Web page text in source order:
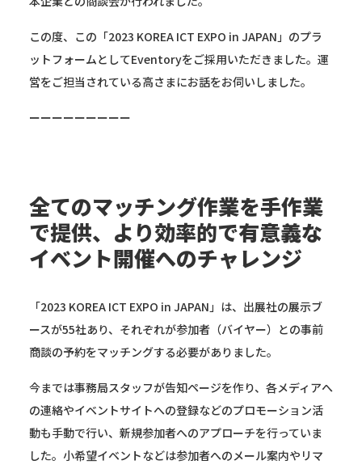
この度、この「2023 KOREA ICT EXPO in JAPAN」のプラ
ットフォームとしてEventoryをご採用いただきました。運
営をご担当されている高さまにお話をお伺いしました。
ーーーーーーーーー
全てのマッチング作業を手作業
で提供、より効率的で有意義な
イベント開催へのチャレンジ
「2023 KOREA ICT EXPO in JAPAN」は、出展社の展示ブ
ースが55社あり、それぞれが参加者（バイヤー）との事前
商談の予約をマッチングする必要がありました。
今までは事務局スタッフが告知ページを作り、各メディアへ
の連絡やイベントサイトへの登録などのプロモーション活
動も手動で行い、新規参加者へのアプローチを行っていま
した。小希望イベントなどは参加者へのメール案内やリマ